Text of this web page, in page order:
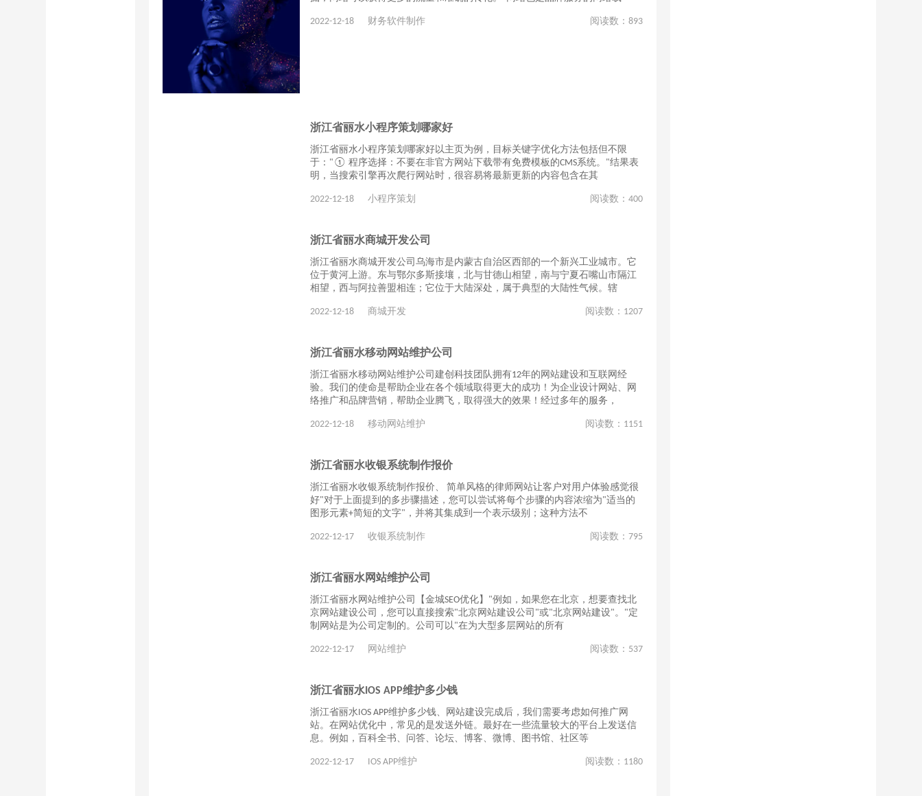
2022-12-18 财务软件制作 阅读数： 893
浙江省丽水小程序策划哪家好
浙江省丽水小程序策划哪家好以主页为例，目标关键字优化方法包括但不限
于："① 程序选择：不要在非官方网站下载带有免费模板的CMS系统。"结果表
明，当搜索引擎再次爬行网站时，很容易将最新更新的内容包含在其
2022-12-18 小程序策划 阅读数： 400
浙江省丽水商城开发公司
浙江省丽水商城开发公司乌海市是内蒙古自治区西部的一个新兴工业城市。它
位于黄河上游。东与鄂尔多斯接壤，北与甘德山相望，南与宁夏石嘴山市隔江
相望，西与阿拉善盟相连；它位于大陆深处，属于典型的大陆性气候。辖
2022-12-18 商城开发 阅读数： 1207
浙江省丽水移动网站维护公司
浙江省丽水移动网站维护公司建创科技团队拥有12年的网站建设和互联网经
验。我们的使命是帮助企业在各个领域取得更大的成功！为企业设计网站、网
络推广和品牌营销，帮助企业腾飞，取得强大的效果！经过多年的服务，
2022-12-18 移动网站维护 阅读数： 1151
浙江省丽水收银系统制作报价
浙江省丽水收银系统制作报价、 简单风格的律师网站让客户对用户体验感觉很
好"对于上面提到的多步骤描述，您可以尝试将每个步骤的内容浓缩为"适当的
图形元素+简短的文字"，并将其集成到一个表示级别；这种方法不
2022-12-17 收银系统制作 阅读数： 795
浙江省丽水网站维护公司
浙江省丽水网站维护公司【金城SEO优化】"例如，如果您在北京，想要查找北
京网站建设公司，您可以直接搜索"北京网站建设公司"或"北京网站建设"。"定
制网站是为公司定制的。公司可以"在为大型多层网站的所有
2022-12-17 网站维护 阅读数： 537
浙江省丽水IOS APP维护多少钱
浙江省丽水IOS APP维护多少钱、网站建设完成后，我们需要考虑如何推广网
站。在网站优化中，常见的是发送外链。最好在一些流量较大的平台上发送信
息。例如，百科全书、问答、论坛、博客、微博、图书馆、社区等
2022-12-17 IOS APP维护 阅读数： 1180